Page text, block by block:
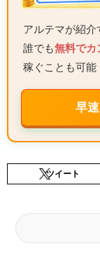
アルテマが紹介
誰でも無料でカ
稼ぐことも可能
早
ツイート